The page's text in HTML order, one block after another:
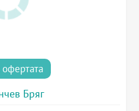
Бряг